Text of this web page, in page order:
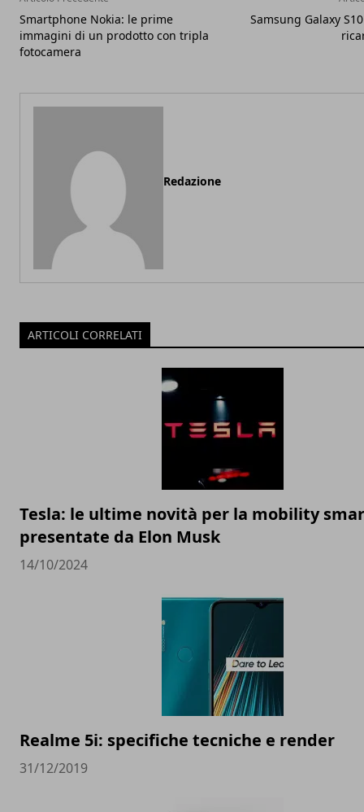
Smartphone Nokia: le prime
immagini di un prodotto con tripla
fotocamera
Samsung Galaxy
Redazione
ARTICOLI CORRELATI
Tesla: le ultime novità per la mobility
presentate da Elon Musk
14/10/2024
Realme 5i: specifiche tecniche e render
31/12/2019